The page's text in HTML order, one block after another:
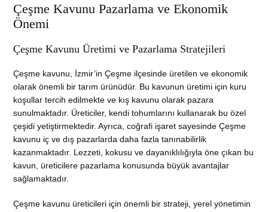
Çeşme Kavunu Pazarlama ve Ekonomik
Önemi
Çeşme Kavunu Üretimi ve Pazarlama Stratejileri
Çeşme kavunu, İzmir’in Çeşme ilçesinde üretilen ve ekonomik
olarak önemli bir tarım ürünüdür. Bu kavunun üretimi için kuru
koşullar tercih edilmekte ve kış kavunu olarak pazara
sunulmaktadır. Üreticiler, kendi tohumlarını kullanarak bu özel
çeşidi yetiştirmektedir. Ayrıca, coğrafi işaret sayesinde Çeşme
kavunu iç ve dış pazarlarda daha fazla tanınabilirlik
kazanmaktadır. Lezzeti, kokusu ve dayanıklılığıyla öne çıkan bu
kavun, üreticilere pazarlama konusunda büyük avantajlar
sağlamaktadır.
Çeşme kavunu üreticileri için önemli bir strateji, yerel yönetimin